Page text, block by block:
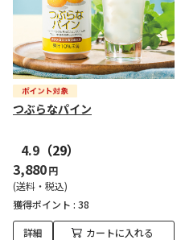
つぶらなパイン
4.9 （29）
3,880円
(送料・税込)
獲得ポイント : 38
詳細 カートに入れる